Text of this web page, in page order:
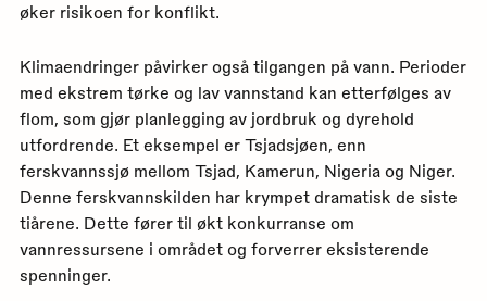
øker risikoen for konflikt.
Klimaendringer påvirker også tilgangen på vann. Perioder
med ekstrem tørke og lav vannstand kan etterfølges av
flom, som gjør planlegging av jordbruk og dyrehold
utfordrende. Et eksempel er Tsjadsjøen, enn
ferskvannssjø mellom Tsjad, Kamerun, Nigeria og Niger.
Denne ferskvannskilden har krympet dramatisk de siste
tiårene. Dette fører til økt konkurranse om
vannressursene i området og forverrer eksisterende
spenninger.